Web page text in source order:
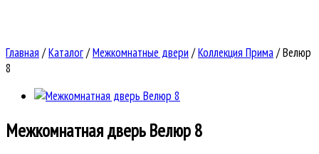
Главная /Каталог/Межкомнатные двери /Коллекция Прима/Велюр
8
Межкомнатная дверь Велюр 8